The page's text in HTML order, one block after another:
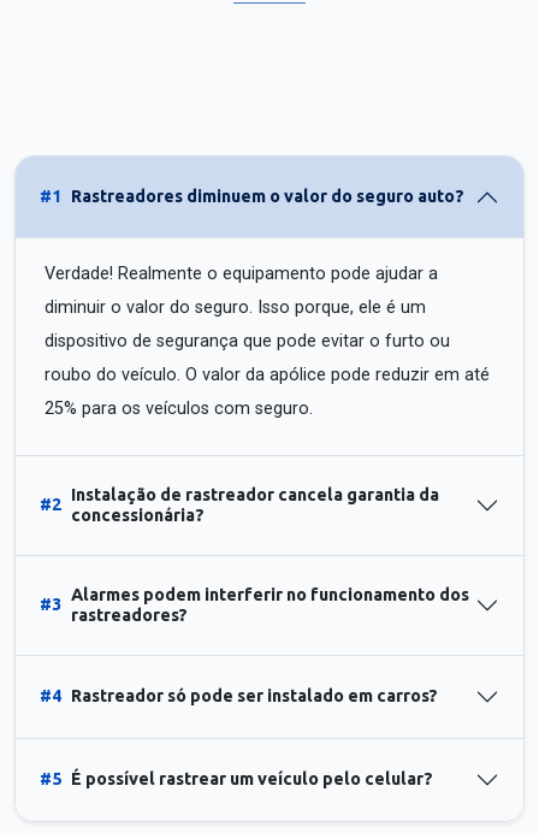
#1 Rastreadores diminuem o valor do seguro auto?
Verdade! Realmente o equipamento pode ajudar a
diminuir o valor do seguro. Isso porque, ele é um
dispositivo de segurança que pode evitar o furto ou
roubo do veículo. O valor da apólice pode reduzir em até
25% para os veículos com seguro.
#2
Instalação de rastreador cancela garantia da
concessionária?
#3
Alarmes podem interferir no funcionamento dos
rastreadores?
#4 Rastreador só pode ser instalado em carros?
#5 É possível rastrear um veículo pelo celular?